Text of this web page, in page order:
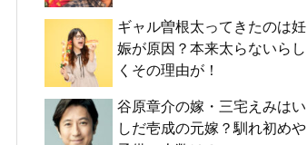
ギャル曽根太ってきたのは妊
娠が原因？本来太らないらし
くその理由が！
谷原章介の嫁・三宅えみはい
しだ壱成の元嫁？馴れ初めや